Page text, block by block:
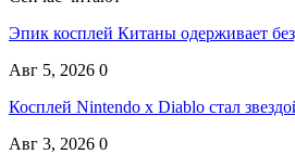
Эпик косплей Китаны одерживает
Авг 5, 2026 0
Косплей Nintendo x Diablo стал
Авг 3, 2026 0